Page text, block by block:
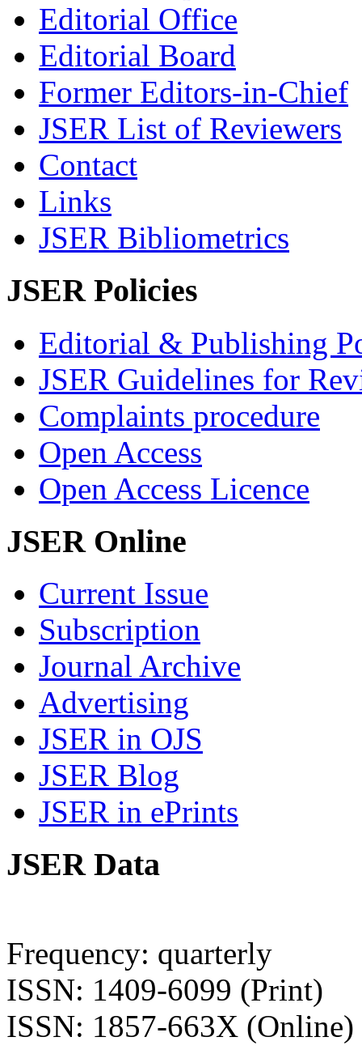
Editorial Office
Editorial Board
Former Editors-in-Chief
JSER List of Reviewers
Contact
Links
JSER Bibliometrics
JSER Policies
Editorial & Publishing
JSER Guidelines for
Complaints procedure
Open Access
Open Access Licence
JSER Online
Current Issue
Subscription
Journal Archive
Advertising
JSER in OJS
JSER Blog
JSER in ePrints
JSER Data
Frequency: quarterly
ISSN: 1409-6099 (Print)
ISSN: 1857-663X (Online)